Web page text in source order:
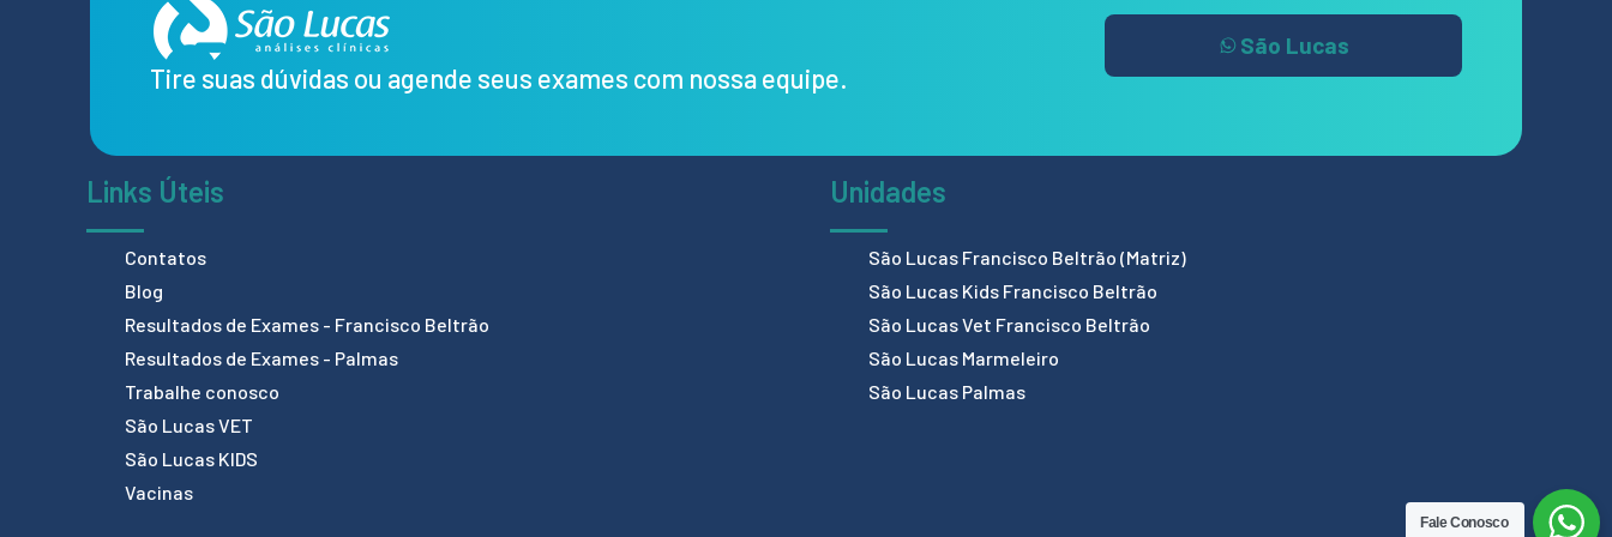
Tire suas dúvidas ou agende seus exames com nossa equipe.
São Lucas
Links Úteis
Contatos
Blog
Resultados de Exames - Francisco Beltrão
Resultados de Exames - Palmas
Trabalhe conosco
São Lucas VET
São Lucas KIDS
Vacinas
Unidades
São Lucas Francisco Beltrão (Matriz)
São Lucas Kids Francisco Beltrão
São Lucas Vet Francisco Beltrão
São Lucas Marmeleiro
São Lucas Palmas
Fale Conosco